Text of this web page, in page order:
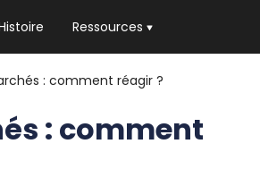
Ressources
avez besoin
: comment réagir ?
: comment